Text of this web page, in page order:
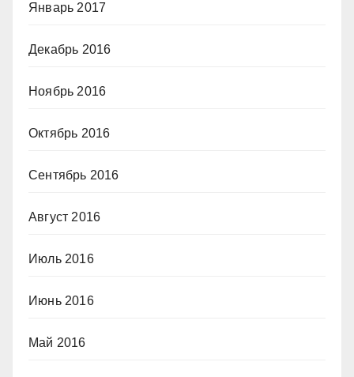
Январь 2017
Декабрь 2016
Ноябрь 2016
Октябрь 2016
Сентябрь 2016
Август 2016
Июль 2016
Июнь 2016
Май 2016